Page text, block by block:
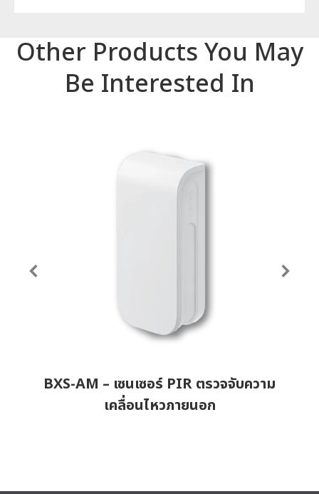
Other Products You May
Be Interested In
BXS-AM – เซนเซอร์ PIR ตรวจจับความ
เคลื่อนไหวภายนอก